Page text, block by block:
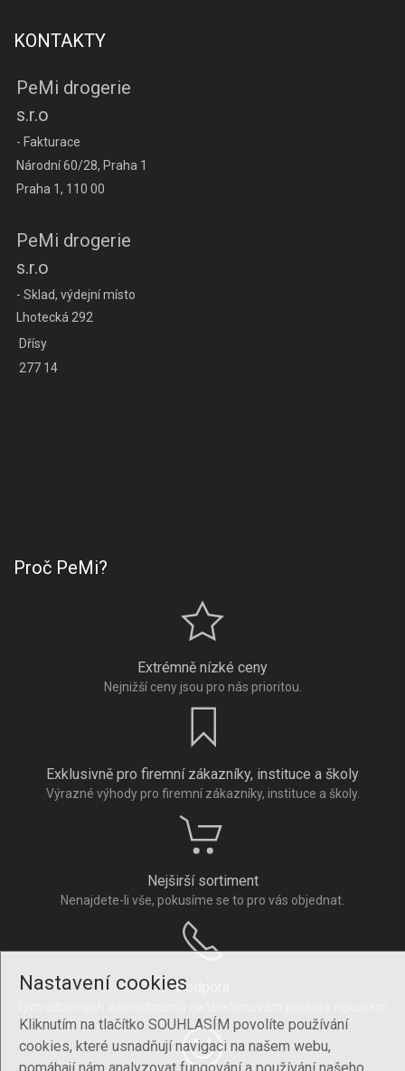
Nastavení cookies
Kliknutím na tlačítko SOUHLASÍM povolíte používání
cookies, které usnadňují navigaci na našem webu,
KONTAKTY
PeMi drogerie
s.r.o
- Fakturace
Národní 60/28, Praha 1
Praha 1, 110 00
PeMi drogerie
s.r.o
- Sklad, výdejní místo
Lhotecká 292
Dřísy
277 14
Proč PeMi?
Extrémně nízké ceny
Nejnižší ceny jsou pro nás prioritou.
Exklusivně pro firemní zákazníky, instituce a školy
Výrazné výhody pro firemní zákazníky, instituce a školy.
Nejširší sortiment
Nenajdete-li vše, pokusíme se to pro vás objednat.
Podpora